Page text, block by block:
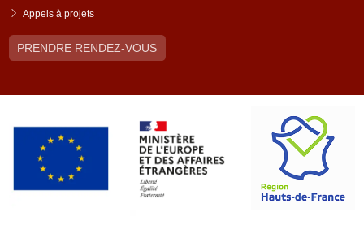
Appels à projets
PRENDRE RENDEZ-VOUS